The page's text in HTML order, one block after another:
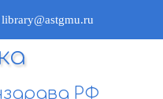
РФ